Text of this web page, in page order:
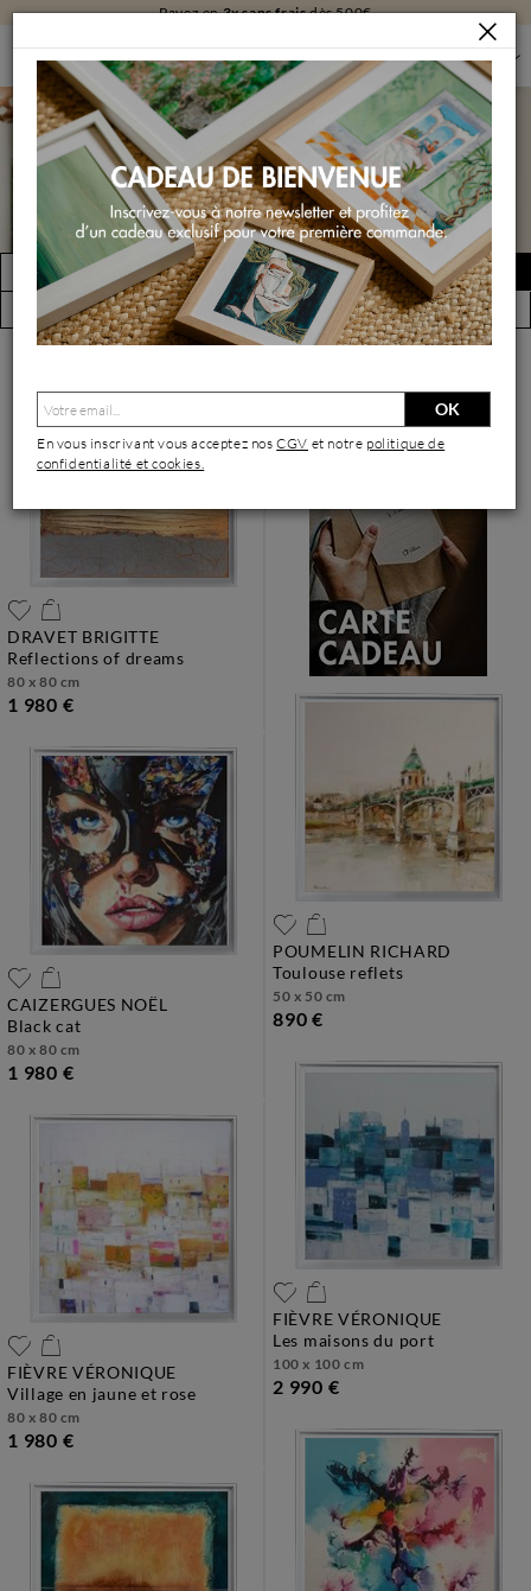
Livraisongratuiteen galerie
PEINTURES PEINTURES PAR FORMAT PEINTURES GRAND FORMAT
Peintures grand format
FILTRER
(2621 œuvres)
Créer une alerte
Vue par artiste
DRAVET BRIGITTE
reflections of dreams
80 x 80 cm
1 980 €
CAIZERGUES NOËL
black cat
80 x 80 cm
1 980 €
POUMELIN RICHARD
toulouse reflets
50 x 50 cm
890 €
FIÈVRE VÉRONIQUE
village en jaune et rose
80 x 80 cm
1 980 €
FIÈVRE VÉRONIQUE
les maisons du port
100 x 100 cm
2 990 €
OK
En vous inscrivant vous acceptez nosCGV et notre politique de
confidentialité et cookies.